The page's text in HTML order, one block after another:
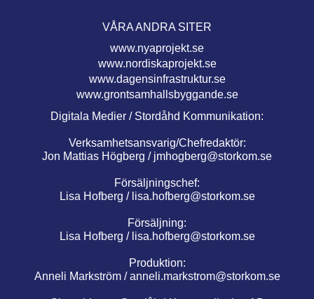
VÅRA ANDRA SITER
www.nyaprojekt.se
www.nordiskaprojekt.se
www.dagensinfrastruktur.se
www.grontsamhallsbyggande.se
Digitala Medier / Stordåhd Kommunikation:
Verksamhetsansvarig/Chefredaktör:
Jon Mattias Högberg / jmhogberg@storkom.se
Försäljningschef:
Lisa Hofberg / lisa.hofberg@storkom.se
Försäljning:
Lisa Hofberg / lisa.hofberg@storkom.se
Produktion:
Anneli Markström /anneli.markstrom@storkom.se